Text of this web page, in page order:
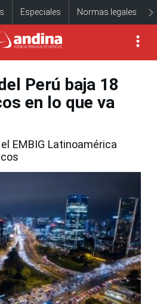
Especiales Normas legales
Perú baja 18
en lo que va
EMBIG Latinoamérica